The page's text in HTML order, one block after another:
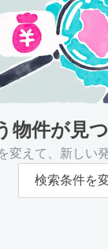
物件が見
変えて、新しい
検索条件を